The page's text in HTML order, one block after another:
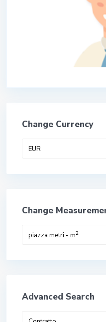
Change Currency
EUR
Change
piazza metri - m2
Advanced Search